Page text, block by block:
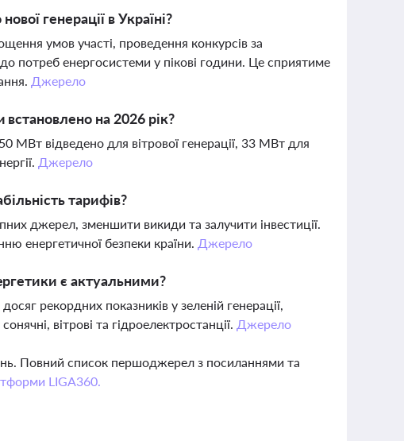
генерації в Україні?
умов участі, проведення конкурсів за
потреб енергосистеми у пікові години. Це сприятиме
Джерело
на 2026 рік?
МВт відведено для вітрової генерації, 33 МВт для
Джерело
тарифів?
джерел, зменшити викиди та залучити інвестиції.
енергетичної безпеки країни. Джерело
є актуальними?
рекордних показників у зеленій генерації,
вітрові та гідроелектростанції. Джерело
Повний список першоджерел з посиланнями та
LIGA360.